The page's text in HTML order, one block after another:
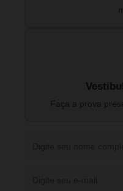
Faça a prova